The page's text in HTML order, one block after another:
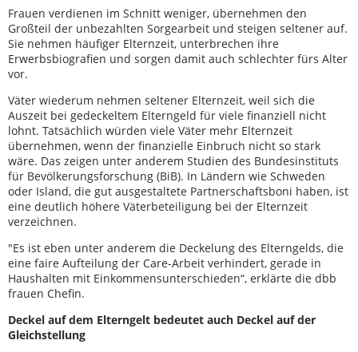
Frauen verdienen im Schnitt weniger, übernehmen den
Großteil der unbezahlten Sorgearbeit und steigen seltener auf.
Sie nehmen häufiger Elternzeit, unterbrechen ihre
Erwerbsbiografien und sorgen damit auch schlechter fürs Alter
vor.
Väter wiederum nehmen seltener Elternzeit, weil sich die
Auszeit bei gedeckeltem Elterngeld für viele finanziell nicht
lohnt. Tatsächlich würden viele Väter mehr Elternzeit
übernehmen, wenn der finanzielle Einbruch nicht so stark
wäre. Das zeigen unter anderem Studien des Bundesinstituts
für Bevölkerungsforschung (BiB). In Ländern wie Schweden
oder Island, die gut ausgestaltete Partnerschaftsboni haben, ist
eine deutlich höhere Väterbeteiligung bei der Elternzeit
verzeichnen.
"Es ist eben unter anderem die Deckelung des Elterngelds, die
eine faire Aufteilung der Care-Arbeit verhindert, gerade in
Haushalten mit Einkommensunterschieden“, erklärte die dbb
frauen Chefin.
Deckel auf dem Elterngelt bedeutet auch Deckel auf der
Gleichstellung